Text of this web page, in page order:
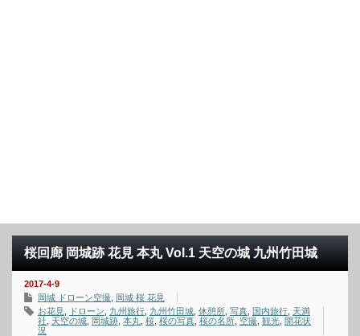
桜回廊 岡城跡 花見 本丸 Vol.1 天空の城 九州竹田城
2017-4-9
岡城 ドローン空撮
岡城 桜 花見
お花見
ドローン 九州旅行 九州竹田城 休憩所 写真 国内旅行 天満
社
天空の城 岡城跡 本丸 桜 桜の写真 桜の名所 空撮 観光 開花状
況